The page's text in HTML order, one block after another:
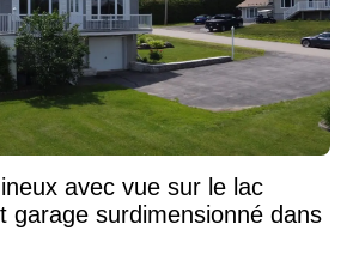
avec vue sur le lac
garage surdimensionné dans